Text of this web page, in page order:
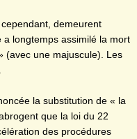
demeurent
a longtemps assimilé la mort
(avec une majuscule). Les
la substitution de « la
que la loi du 22
des procédures